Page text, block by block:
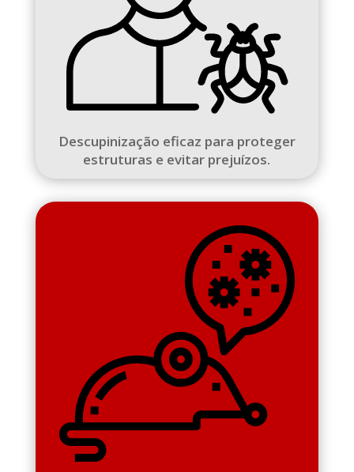
Descupinização eficaz para proteger
estruturas e evitar prejuízos.